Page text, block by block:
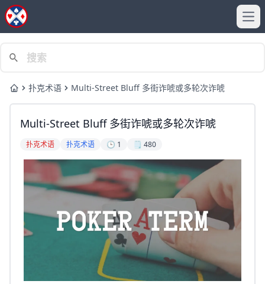
Home扑克术语 Multi-Street Bluff 多街诈唬或多轮次诈唬
Multi-Street Bluff 多街诈唬或多轮次诈唬
扑克术语 扑克术语 🕒 1 🗒️ 480